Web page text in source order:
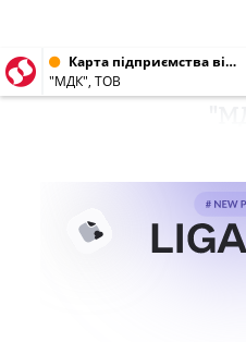
Карта підприємства від 09.07.2002 № 23796349
"МДК", ТОВ